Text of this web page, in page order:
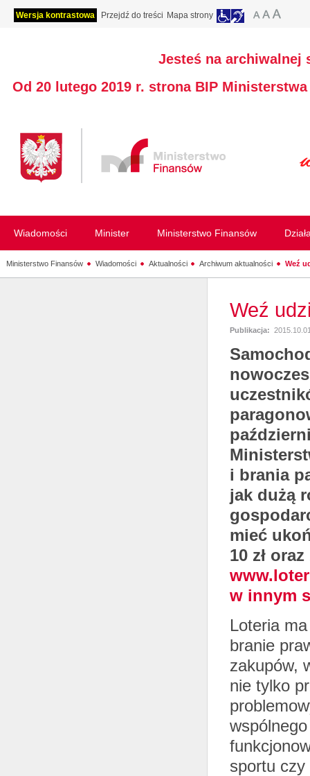
Wersja kontrastowa Przejdź do treści Mapa strony
Jesteś na archiwalnej
Od 20 lutego 2019 r. strona BIP
Wiadomości Minister Ministerstwo Finansów
Ministerstwo Finansów Wiadomości Aktualności Archiwum aktualności Weź
Weź
Publikacja:
i brania
jak dużą
mieć
10 zł
w innym
Loteria
branie
zakupów,
nie tylko
sportu czy